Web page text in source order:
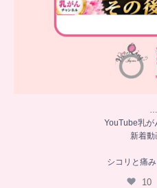
YouTube乳が
新着動
シコリと痛
10